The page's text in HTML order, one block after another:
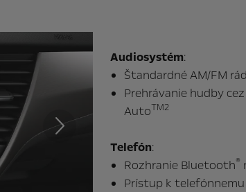
Audiosystém:
Štandardné AM/FM
Prehrávanie hudby
AutoTM2
Telefón:
Rozhranie Bluetooth®
Prístup k